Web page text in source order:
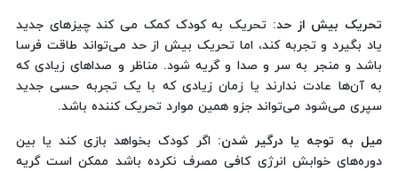
تحریک بیش از حد: تحریک به کودک کمک می کند چیزهای جدید
یاد بگیرد و تجربه کند، اما تحریک بیش از حد می‌تواند طاقت فرسا
باشد و منجر به سر و صدا و گریه شود. مناظر و صداهای زیادی که
به آن‌ها عادت ندارند یا زمان زیادی که با یک تجربه حسی جدید
سپری می‌شود می‌تواند جزو همین موارد تحریک کننده باشد.
میل به توجه یا درگیر شدن: اگر کودک بخواهد بازی کند یا بین
دوره‌های خوابش انرژی کافی مصرف نکرده باشد ممکن است گریه